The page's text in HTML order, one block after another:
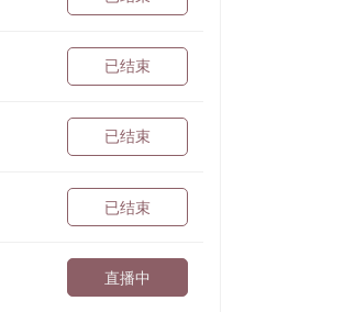
已结束
已结束
已结束
直播中